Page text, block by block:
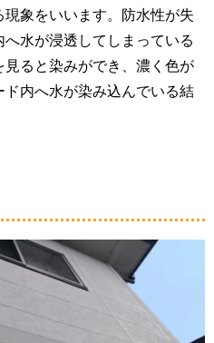
象をいいます。防水性が失
水が浸透してしまっている
ると染みができ、濃く色が
内へ水が染み込んでいる結